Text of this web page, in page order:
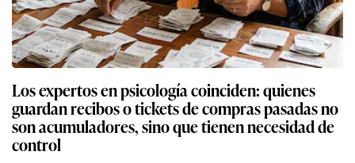
Los expertos en psicología coinciden: quienes
guardan recibos o tickets de compras pasadas no
son acumuladores, sino que tienen necesidad de
control